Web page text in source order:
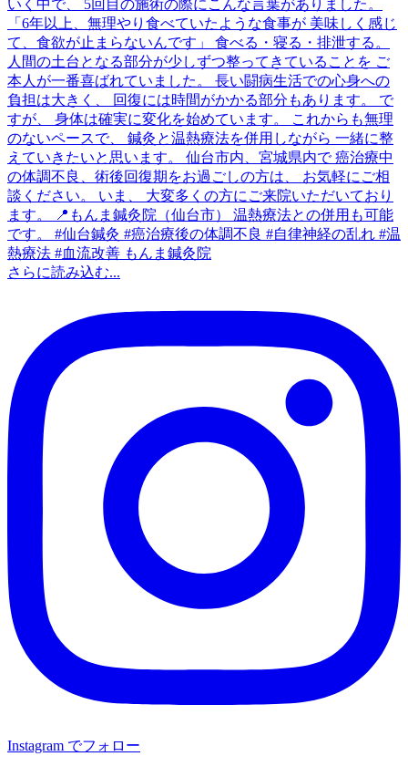
さらに読み込む...
Instagram でフォロー